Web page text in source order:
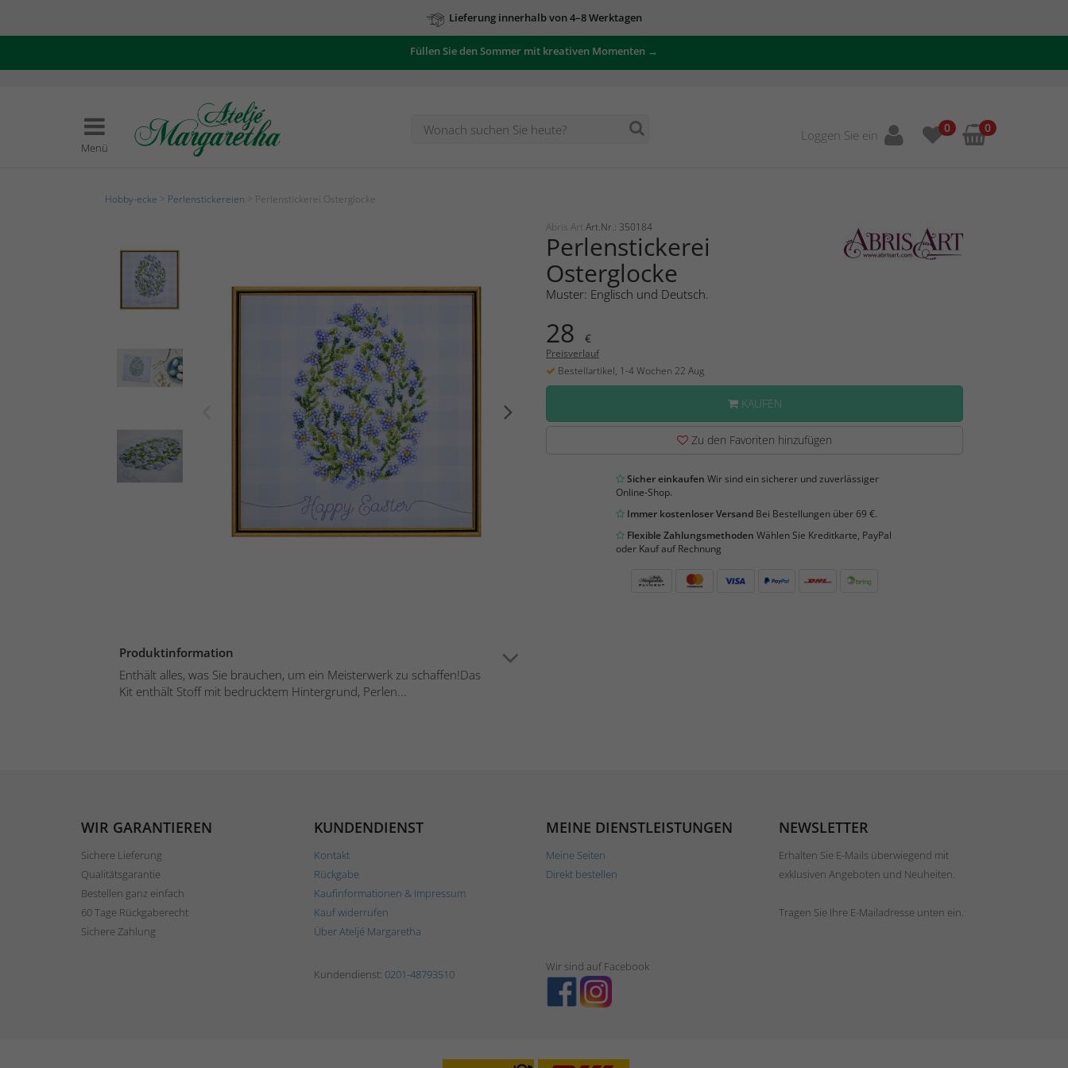
Lieferung innerhalb von 4–8 Werktagen
Füllen Sie den Sommer mit kreativen Momenten →
Menü
Loggen Sie ein 0 0
Hobby-ecke Perlenstickereien > Perlenstickerei Osterglocke
Produktinformation
Enthält alles, was Sie brauchen, um ein Meisterwerk zu schaffen!Das
Kit enthält Stoff mit bedrucktem Hintergrund, Perlen...
Abris Art Art.Nr.: 350184
Perlenstickerei
Osterglocke
Muster: Englisch und Deutsch.
28 €
Preisverlauf
Bestellartikel, 1-4 Wochen 22 Aug
KAUFEN
Zu den Favoriten hinzufügen
Sicher einkaufen Wir sind ein sicherer und zuverlässiger
Online-Shop.
Immer kostenloser VersandBei Bestellungen über 69 €.
Flexible Zahlungsmethoden Wählen Sie Kreditkarte, PayPal
oder Kauf auf Rechnung
WIR GARANTIEREN
Sichere Lieferung
Qualitätsgarantie
Bestellen ganz einfach
60 Tage Rückgaberecht
Sichere Zahlung
KUNDENDIENST
Kontakt
Rückgabe
Kaufinformationen & Impressum
Kauf widerrufen
Über Ateljé Margaretha
MEINE DIENSTLEISTUNGEN
Meine Seiten
Direkt bestellen
NEWSLETTER
Erhalten Sie E-Mails überwiegend mit
exklusiven Angeboten und Neuheiten.
Tragen Sie Ihre E-Mailadresse unten ein.
Kundendienst: 0201-48793510
Wir sind auf Facebook